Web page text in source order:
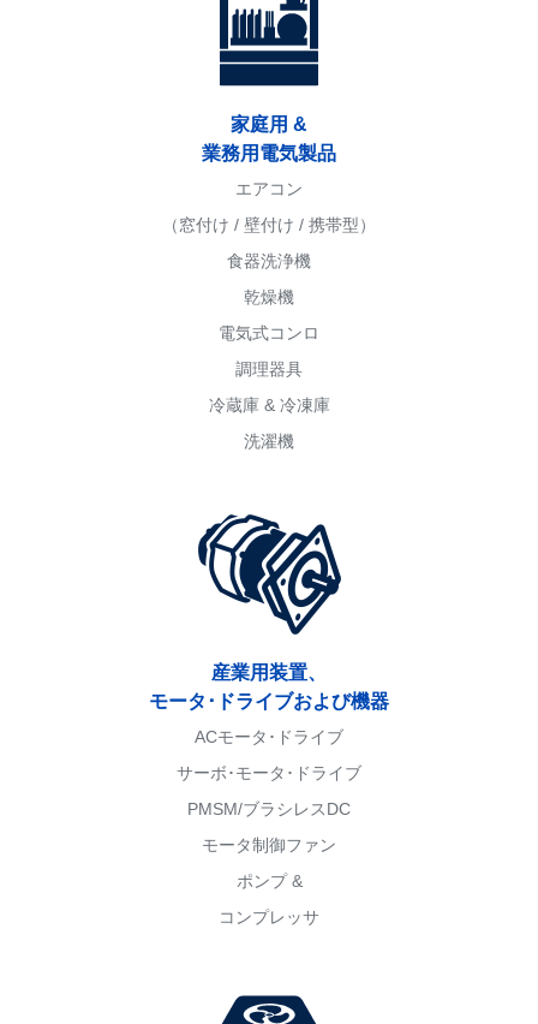
家庭用 &
業務用電気製品
エアコン
（窓付け / 壁付け / 携帯型）
食器洗浄機
乾燥機
電気式コンロ
調理器具
冷蔵庫 & 冷凍庫
洗濯機
産業用装置、
モータ･ドライブおよび機器
ACモータ･ドライブ
サーボ･モータ･ドライブ
PMSM/ブラシレスDC
モータ制御ファン
ポンプ &
コンプレッサ